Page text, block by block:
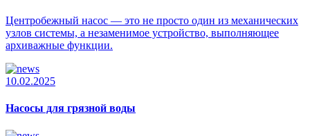
Центробежный насос — это не просто один из механических
узлов системы, а незаменимое устройство, выполняющее
архиважные функции.
10.02.2025
Насосы для грязной воды